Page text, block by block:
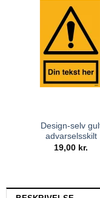
Design-selv
advarselsskilt
19,00 kr.